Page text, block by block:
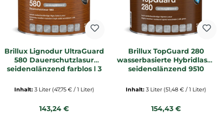
Brillux Lignodur UltraGuard
580 Dauerschutzlasur
seidenglänzend farblos | 3
Inhalt: 3 Liter (47,75 € / 1 Liter)
Regulärer Preis:
143,24 €
Brillux TopGuard 280
wasserbasierte Hybridlasur
seidenglänzend 9510
Inhalt: 3 Liter (51,48 € / 1 Liter)
Regulärer Preis:
154,43 €